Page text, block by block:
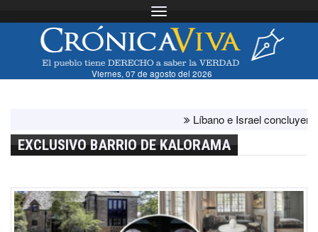
Toggle navigation
Viernes, 07 de agosto del 2026
Líbano e Israel concluyen
EXCLUSIVO BARRIO DE KALORAMA